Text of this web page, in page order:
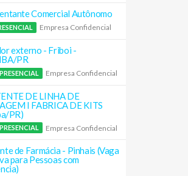
Comercial Autônomo
Empresa Confidencial
externo - Friboi -
PR
PRESENCIAL Empresa Confidencial
DE LINHA DE
I FABRICA DE KITS
PR)
PRESENCIAL Empresa Confidencial
de Farmácia - Pinhais (Vaga
para Pessoas com